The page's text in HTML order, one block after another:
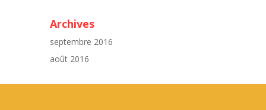
Archives
septembre 2016
août 2016